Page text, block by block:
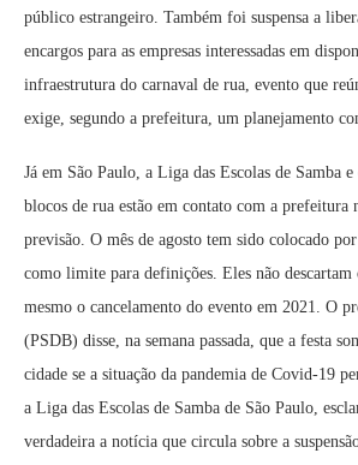
público estrangeiro. Também foi suspensa a
encargos para as empresas interessadas em
infraestrutura do carnaval de rua, evento que
exige, segundo a prefeitura, um planejamento
Já em São Paulo, a Liga das Escolas de Samba
blocos de rua estão em contato com a prefeitura
previsão. O mês de agosto tem sido colocado
como limite para definições. Eles não descartam
mesmo o cancelamento do evento em 2021. O
(PSDB) disse, na semana passada, que a festa
cidade se a situação da pandemia de Covid-19
a Liga das Escolas de Samba de São Paulo,
verdadeira a notícia que circula sobre a